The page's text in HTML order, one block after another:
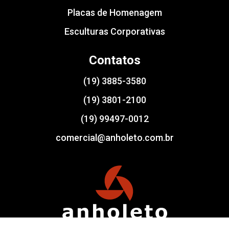
Placas de Homenagem
Esculturas Corporativas
Contatos
(19) 3885-3580
(19) 3801-2100
(19) 99497-0012
comercial@anholeto.com.br